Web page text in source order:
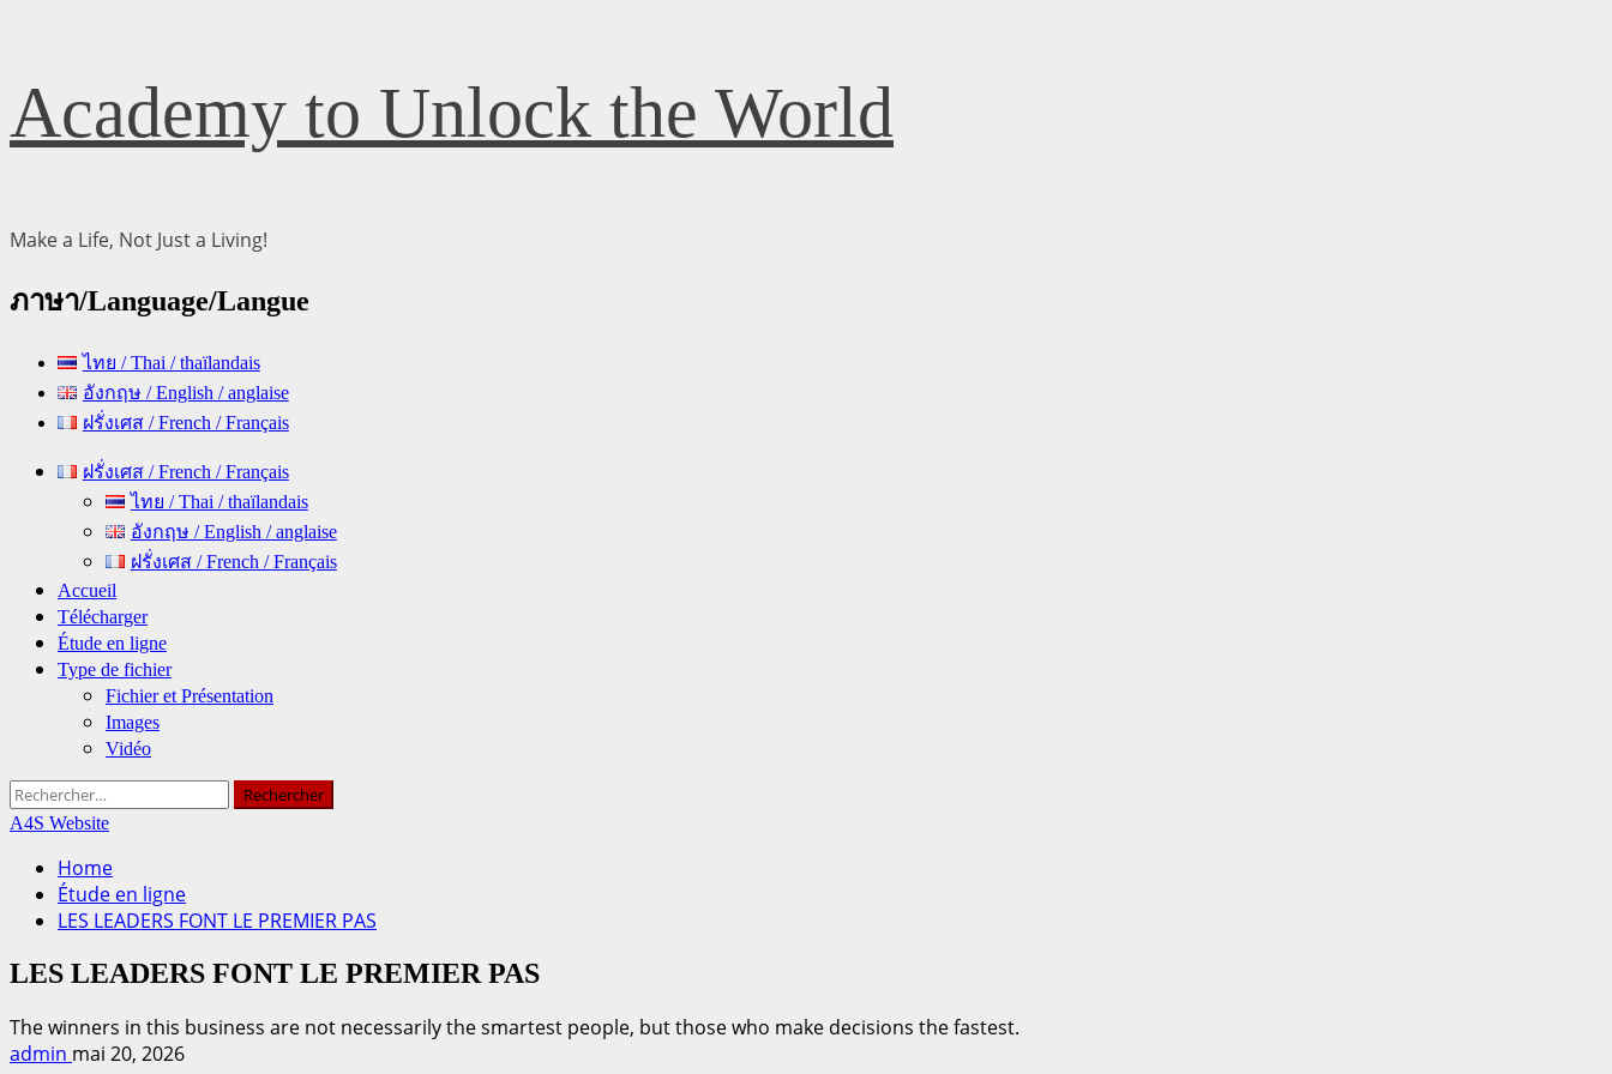
Skip
to
content
Academy to Unlock the World
Make a Life, Not Just a Living!
ภาษา/Language/Langue
ไทย / Thai / thaïlandais
อังกฤษ / English / anglaise
ฝรั่งเศส / French / Français
Primary ฝรั่งเศส / French / Français
ไทย / Thai / thaïlandais
อังกฤษ / English / anglaise
ฝรั่งเศส / French / Français
Accueil
Télécharger
Étude en ligne
Type de fichier
Fichier et Présentation
Images
Vidéo
Rechercher :
A4S Website
Home
Étude en ligne
LES LEADERS FONT LE PREMIER PAS
LES LEADERS FONT LE PREMIER PAS
The winners in this business are not necessarily the smartest people, but those who make decisions the fastest.
admin mai 20, 2026